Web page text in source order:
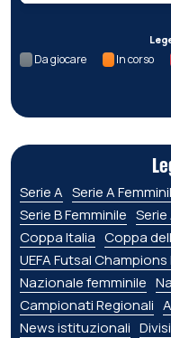
Da giocare In corso
Serie A Serie A
Serie B Femminile Serie
Coppa Italia Coppa
UEFA Futsal
Nazionale femminile
Campionati Regionali
News istituzionali